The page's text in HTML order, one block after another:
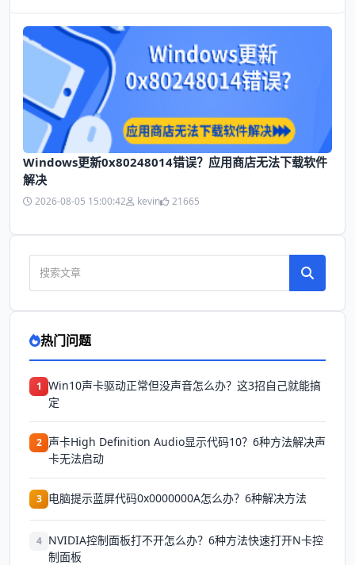
Windows更新0x80248014错误？应用商店无法下载软件
解决
2026-08-05 15:00:42 kevin 21665
热门问题
1 Win10声卡驱动正常但没声音怎么办？这3招自己就能搞
定
2 声卡High Definition Audio显示代码10？6种方法解决声
卡无法启动
3 电脑提示蓝屏代码0x0000000A怎么办？6种解决方法
4 NVIDIA控制面板打不开怎么办？6种方法快速打开N卡控
制面板